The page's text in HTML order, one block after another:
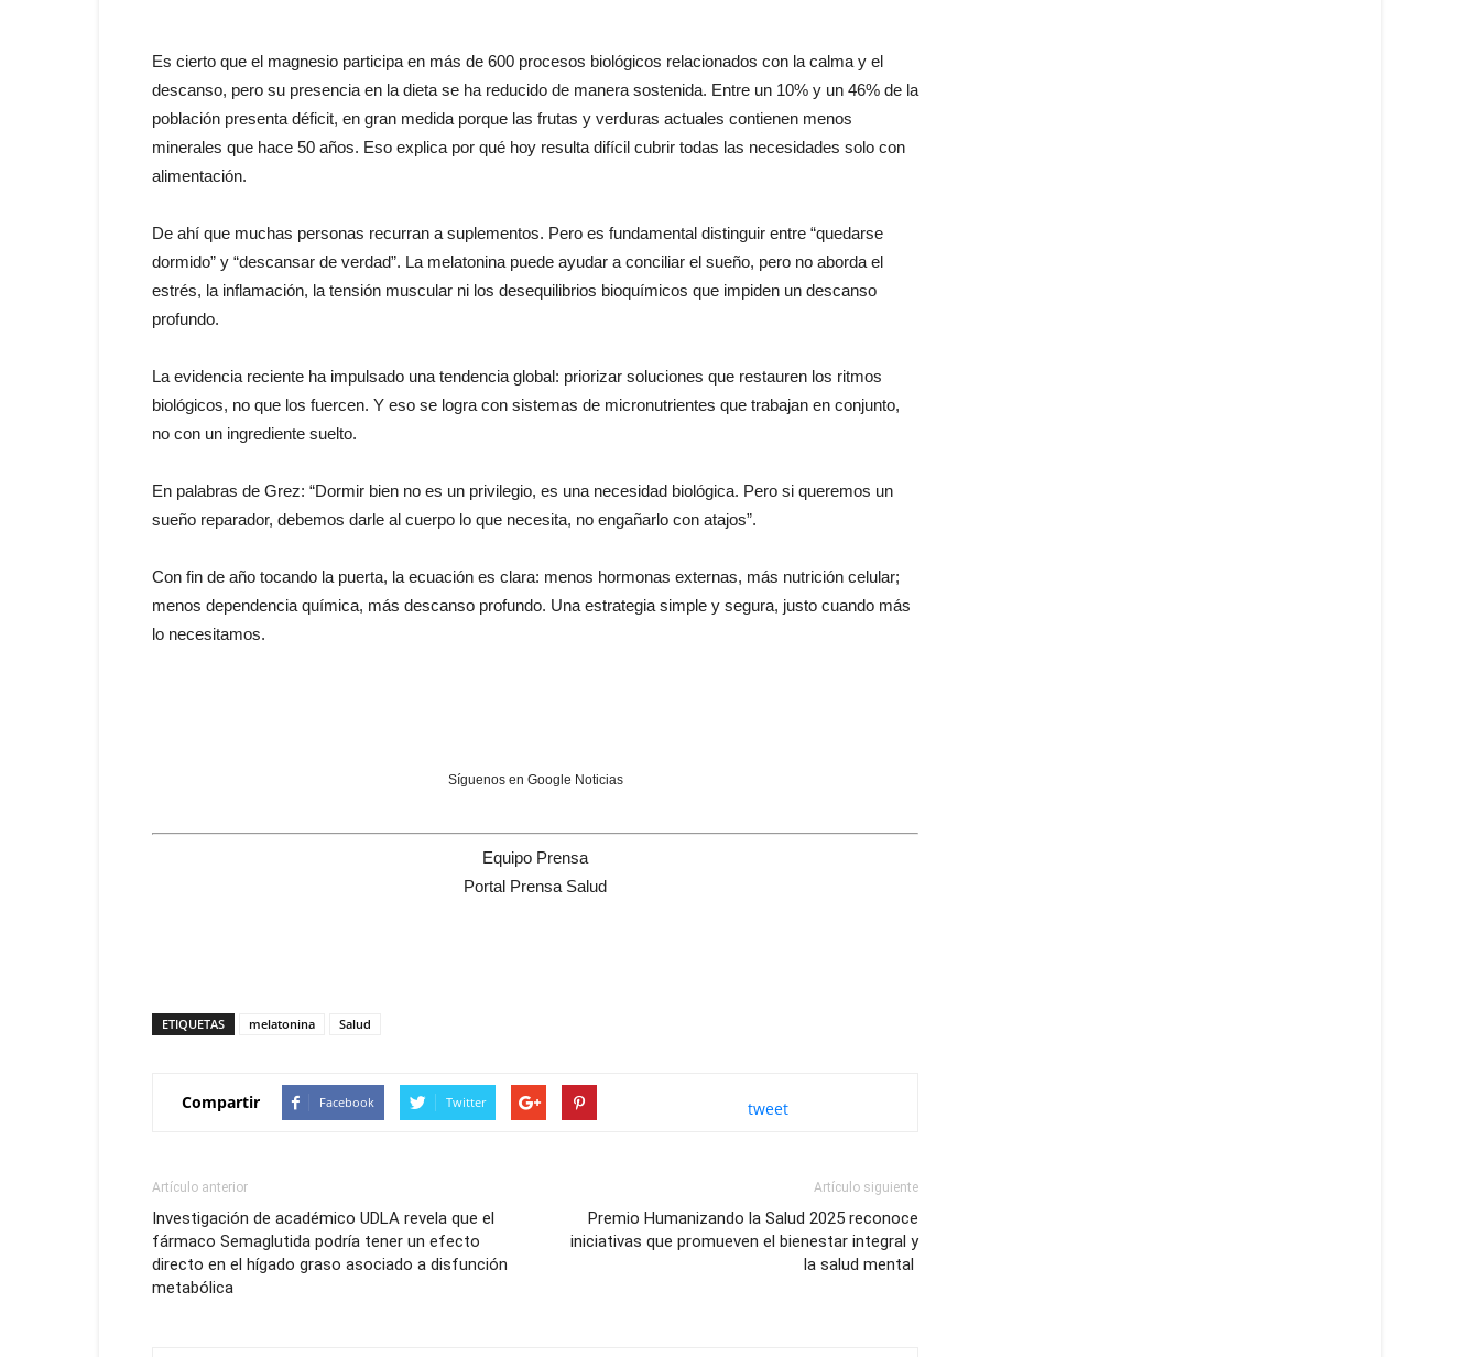
Es cierto que el magnesio participa en más de 600 procesos biológicos relacionados con la calma y el
descanso, pero su presencia en la dieta se ha reducido de manera sostenida. Entre un 10% y un 46% de la
población presenta déficit, en gran medida porque las frutas y verduras actuales contienen menos
minerales que hace 50 años. Eso explica por qué hoy resulta difícil cubrir todas las necesidades solo con
alimentación.
De ahí que muchas personas recurran a suplementos. Pero es fundamental distinguir entre “quedarse
dormido” y “descansar de verdad”. La melatonina puede ayudar a conciliar el sueño, pero no aborda el
estrés, la inflamación, la tensión muscular ni los desequilibrios bioquímicos que impiden un descanso
profundo.
La evidencia reciente ha impulsado una tendencia global: priorizar soluciones que restauren los ritmos
biológicos, no que los fuercen. Y eso se logra con sistemas de micronutrientes que trabajan en conjunto,
no con un ingrediente suelto.
En palabras de Grez: “Dormir bien no es un privilegio, es una necesidad biológica. Pero si queremos un
sueño reparador, debemos darle al cuerpo lo que necesita, no engañarlo con atajos”.
Con fin de año tocando la puerta, la ecuación es clara: menos hormonas externas, más nutrición celular;
menos dependencia química, más descanso profundo. Una estrategia simple y segura, justo cuando más
lo necesitamos.
Síguenos en Google Noticias
Equipo Prensa
Portal Prensa Salud
ETIQUETAS melatonina Salud
Compartir Facebook Twitter tweet
Artículo anterior
Investigación de académico UDLA revela que el
fármaco Semaglutida podría tener un efecto
directo en el hígado graso asociado a disfunción
metabólica
Artículo siguiente
Premio Humanizando la Salud 2025 reconoce
iniciativas que promueven el bienestar integral y
la salud mental